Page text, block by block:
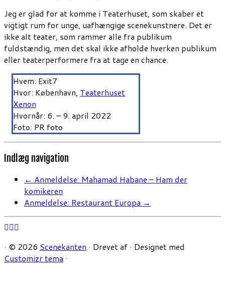
Jeg er glad for at komme i Teaterhuset, som skaber et
vigtigt rum for unge, uafhængige scenekunstnere. Det er
ikke alt teater, som rammer alle fra publikum
fuldstændig, men det skal ikke afholde hverken publikum
eller teaterperformere fra at tage en chance.
Hvem: Exit7
Hvor: København, Teaterhuset
Xenon
Hvornår: 6. – 9. april 2022
Foto: PR foto
Indlæg navigation
← Anmeldelse: Mahamad Habane – Ham der
komikeren
Anmeldelse: Restaurant Europa →
· © 2026 Scenekanten · Drevet af · Designet med
Customizr tema ·